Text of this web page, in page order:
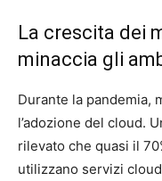
La crescita dei
minaccia gli
Durante la pandemia,
l’adozione del cloud.
rilevato che quasi il
utilizzano servizi